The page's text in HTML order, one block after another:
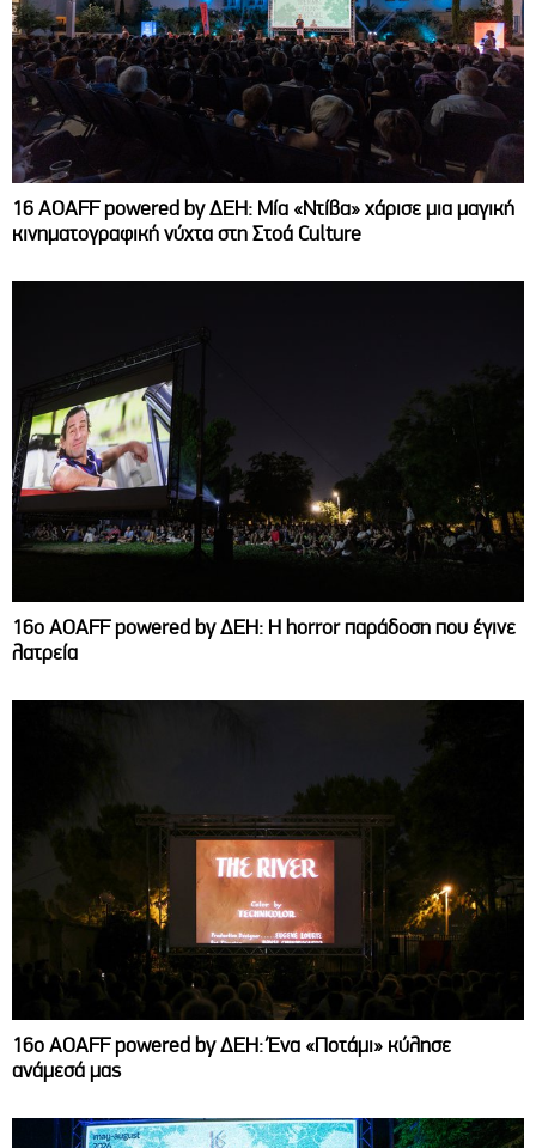
16 AOAFF powered by ΔΕΗ: Μία «Ντίβα» χάρισε μια μαγική
κινηματογραφική νύχτα στη Στοά Culture
16ο AOAFF powered by ΔΕΗ: Η horror παράδοση που έγινε
λατρεία
16ο AOAFF powered by ΔΕΗ: Ένα «Ποτάμι» κύλησε
ανάμεσά μας